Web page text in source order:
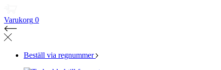
Varukorg 0
Beställ via regnummer